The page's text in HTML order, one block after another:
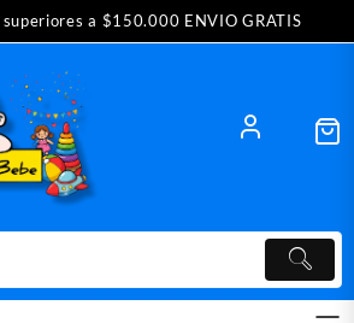
superiores a $150.000 ENVIO GRATIS